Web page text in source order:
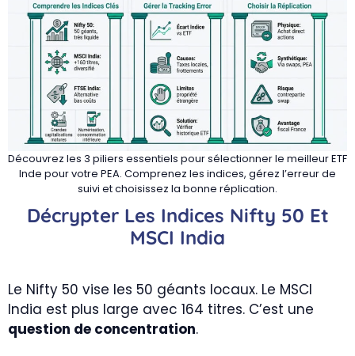
Découvrez les 3 piliers essentiels pour sélectionner le meilleur ETF
Inde pour votre PEA. Comprenez les indices, gérez l’erreur de
suivi et choisissez la bonne réplication.
Décrypter Les Indices Nifty 50 Et
MSCI India
Le Nifty 50 vise les 50 géants locaux. Le MSCI
India est plus large avec 164 titres. C’est une
question de concentration.